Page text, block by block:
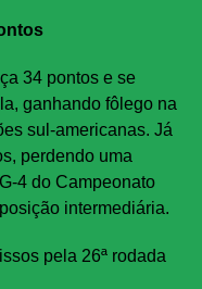
34 pontos e se
ganhando fôlego na
sul-americanas. Já
perdendo uma
4 do Campeonato
intermediária.
pela 26ª rodada